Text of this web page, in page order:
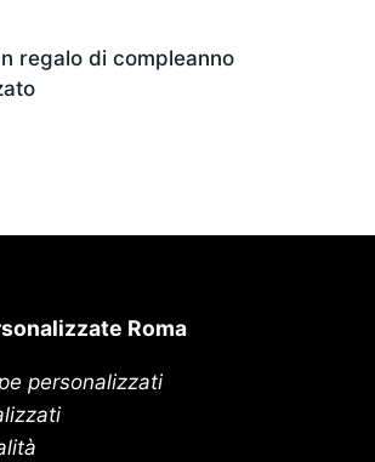
regalo di compleanno
Roma
personalizzati